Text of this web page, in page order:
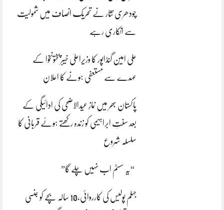
چودھری نثار نے تحریک انصاف میں شمولیت
سے انکاری رہے
علی امین گنڈاپور کا وزیراعلیٰ خیبرپختونخوا کے
عہدے سے مستعفی ہونے کا اعلان
پاکستان بھر میں نمازِ عیدالاضحی کی ادائیگی کے
بعد سنتِ ابراہیمی کو زندہ رکھتے ہوئے قربانی کا
سلسلہ شروع
“یہ سسٹم اب نہیں چلے گا”
جہلم پولیس کی کارروائی،10 سالہ بچے کو جنسی